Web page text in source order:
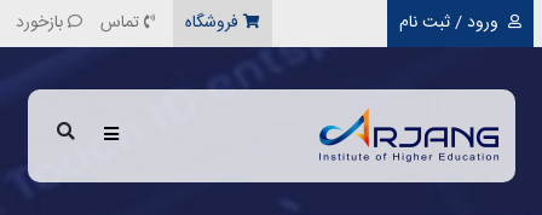
رفتن به محتوای اصلی ورود / ثبت نام فروشگاه تماس بازخورد